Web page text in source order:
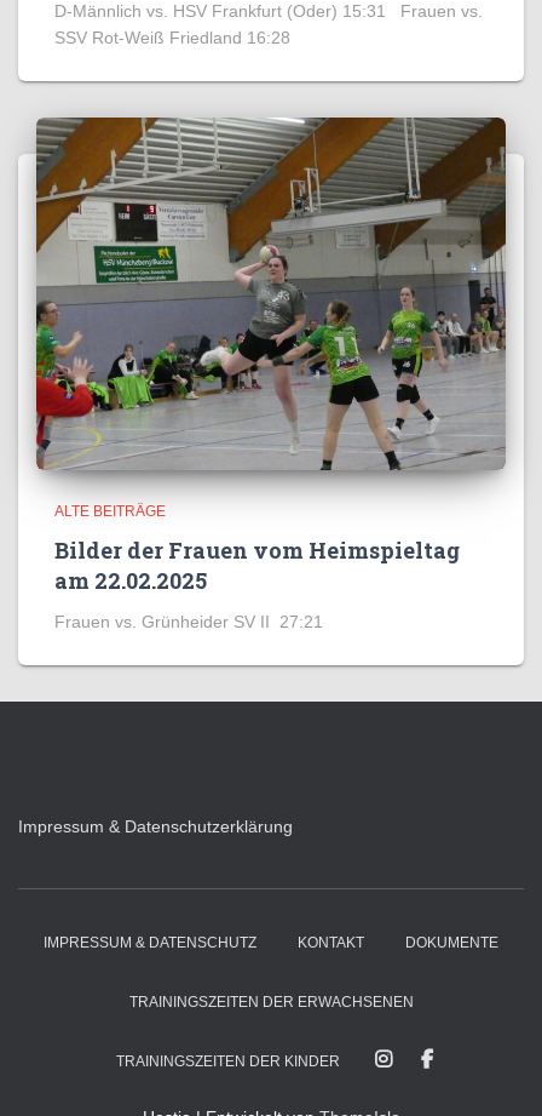
D-Männlich vs. HSV Frankfurt (Oder) 15:31 Frauen vs.
SSV Rot-Weiß Friedland 16:28
ALTE BEITRÄGE
Bilder der Frauen vom Heimspieltag
am 22.02.2025
Frauen vs. Grünheider SV II 27:21
Impressum & Datenschutzerklärung
IMPRESSUM & DATENSCHUTZ KONTAKT DOKUMENTE
TRAININGSZEITEN DER ERWACHSENEN
TRAININGSZEITEN DER KINDER